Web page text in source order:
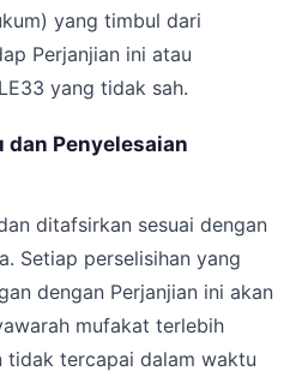
yang timbul dari
Perjanjian ini atau
yang tidak sah.
dan Penyelesaian
ditafsirkan sesuai dengan
Setiap perselisihan yang
dengan Perjanjian ini akan
mufakat terlebih
tidak tercapai dalam waktu